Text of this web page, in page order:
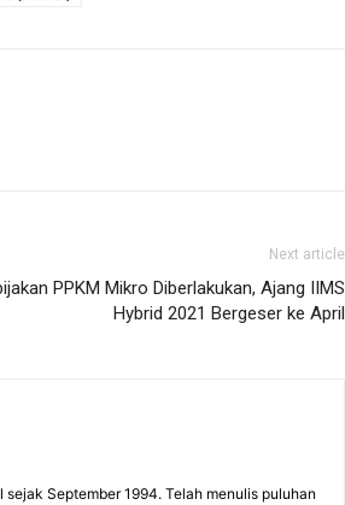
Next article
PPKM Mikro Diberlakukan, Ajang IIMS
Hybrid 2021 Bergeser ke April
September 1994. Telah menulis puluhan